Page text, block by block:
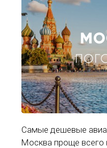
Самые дешевые
Москва проще всего